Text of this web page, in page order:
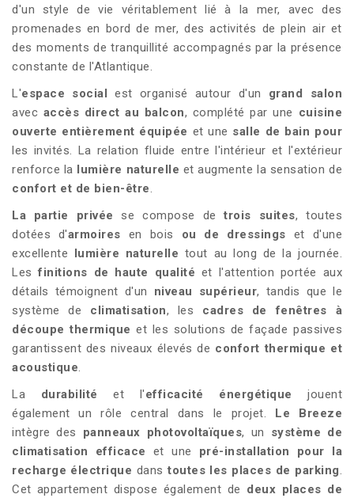
d'un style de vie véritablement lié à la mer, avec des
promenades en bord de mer, des activités de plein air et
des moments de tranquillité accompagnés par la présence
constante de l'Atlantique.
L'espace social est organisé autour d'un grand salon
avec accès direct au balcon, complété par une cuisine
ouverte entièrement équipée et une salle de bain pour
les invités. La relation fluide entre l'intérieur et l'extérieur
renforce la lumière naturelle et augmente la sensation de
confort et de bien-être.
La partie privée se compose detrois suites, toutes
dotées d'armoires en bois ou de dressings et d'une
excellente lumière naturelle tout au long de la journée.
Lesfinitions de haute qualité et l'attention portée aux
détails témoignent d'un niveau supérieur, tandis que le
système de climatisation, les cadres de fenêtres à
découpe thermique et les solutions de façade passives
garantissent des niveaux élevés de confort thermique et
acoustique.
La durabilité et l'efficacité énergétique jouent
également un rôle central dans le projet. Le Breeze
intègre des panneaux photovoltaïques, un système de
climatisation efficace et une pré-installation pour la
recharge électrique danstoutes les places de parking.
Cet appartement dispose également de deux places de